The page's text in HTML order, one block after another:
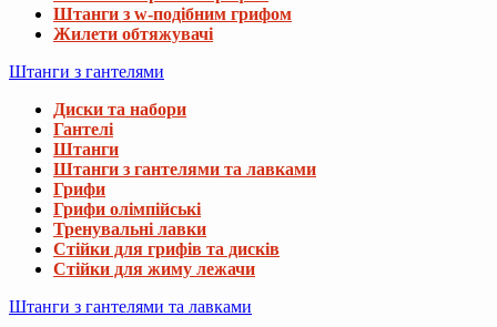
Штанги з w-подібним грифом
Жилети обтяжувачі
Штанги з гантелями
Диски та набори
Гантелі
Штанги
Штанги з гантелями та лавками
Грифи
Грифи олімпійські
Тренувальні лавки
Стійки для грифів та дисків
Стійки для жиму лежачи
Штанги з гантелями та лавками